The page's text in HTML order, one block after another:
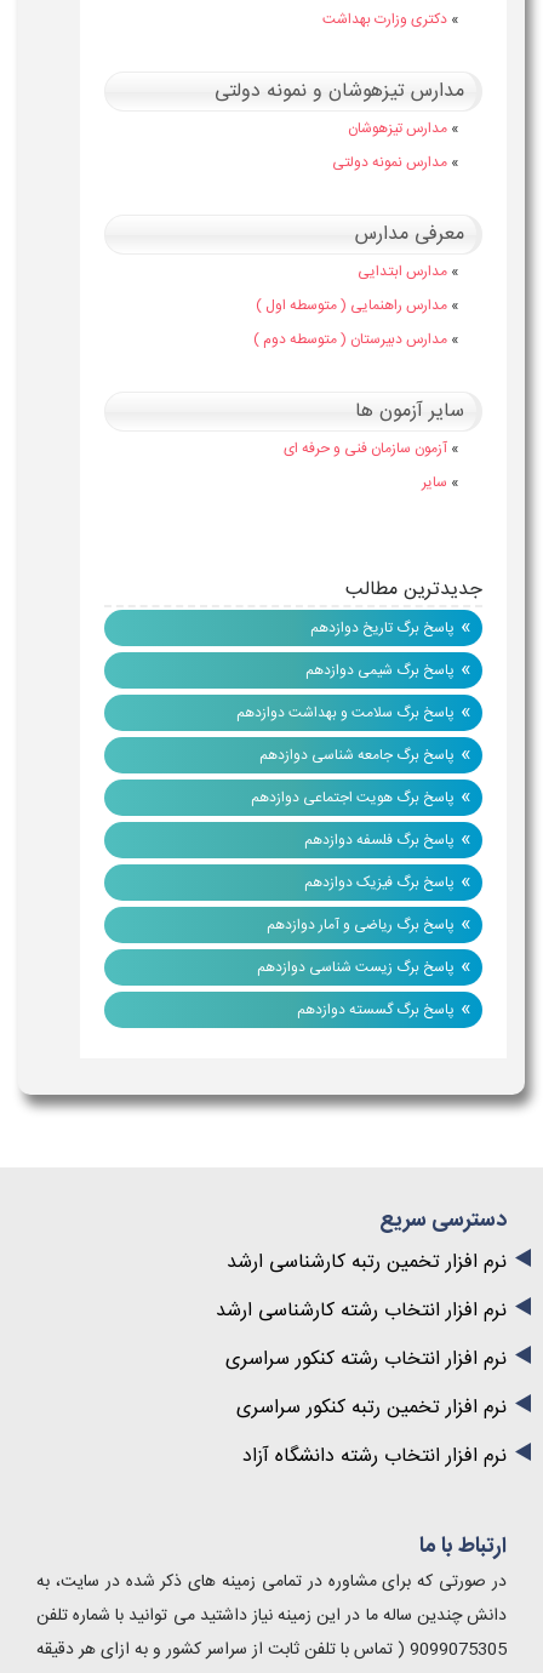
» دکتری وزارت بهداشت
مدارس تیزهوشان و نمونه دولتی
» مدارس تیزهوشان
» مدارس نمونه دولتی
معرفی مدارس
» مدارس ابتدایی
» مدارس راهنمایی ( متوسطه اول )
» مدارس دبیرستان ( متوسطه دوم )
سایر آزمون ها
» آزمون سازمان فنی و حرفه ای
» سایر
جدیدترین مطالب
» پاسخ برگ تاریخ دوازدهم
» پاسخ برگ شیمی دوازدهم
» پاسخ برگ سلامت و بهداشت دوازدهم
» پاسخ برگ جامعه شناسی دوازدهم
» پاسخ برگ هویت اجتماعی دوازدهم
» پاسخ برگ فلسفه دوازدهم
» پاسخ برگ فیزیک دوازدهم
» پاسخ برگ ریاضی و آمار دوازدهم
» پاسخ برگ زیست شناسی دوازدهم
» پاسخ برگ گسسته دوازدهم
دسترسی سریع
نرم افزار تخمین رتبه کارشناسی ارشد
نرم افزار انتخاب رشته کارشناسی ارشد
نرم افزار انتخاب رشته کنکور سراسری
نرم افزار تخمین رتبه کنکور سراسری
نرم افزار انتخاب رشته دانشگاه آزاد
ارتباط با ما
در صورتی که برای مشاوره در تمامی زمینه های ذکر شده در سایت، به
دانش چندین ساله ما در این زمینه نیاز داشتید می توانید با شماره تلفن
9099075305 ( تماس با تلفن ثابت از سراسر کشور و به ازای هر دقیقه